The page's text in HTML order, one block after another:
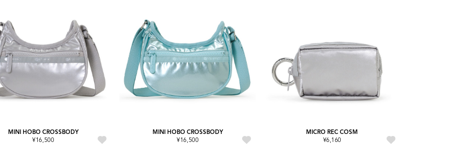
MINI HOBO CROSSBODY
¥16,500
MINI HOBO CROSSBODY
¥16,500
MICRO REC COSM
¥6,160